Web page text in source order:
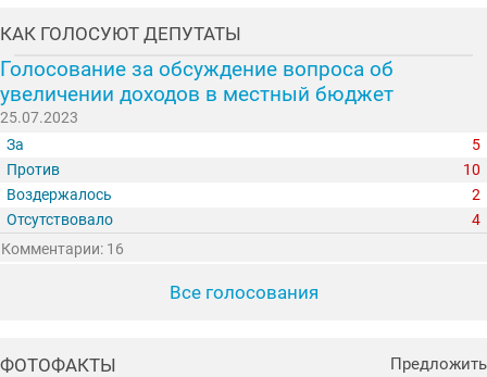
КАК ГОЛОСУЮТ ДЕПУТАТЫ
Голосование за обсуждение вопроса об
увеличении доходов в местный бюджет
25.07.2023
За
5
Против
10
Воздержалось
2
Отсутствовало
4
Комментарии: 16
Все голосования
ФОТОФАКТЫ Предложить